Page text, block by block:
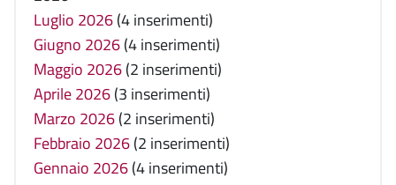
Luglio 2026(4 inserimenti)
Giugno 2026(4 inserimenti)
Maggio 2026(2 inserimenti)
Aprile 2026(3 inserimenti)
Marzo 2026(2 inserimenti)
Febbraio 2026(2 inserimenti)
Gennaio 2026(4 inserimenti)